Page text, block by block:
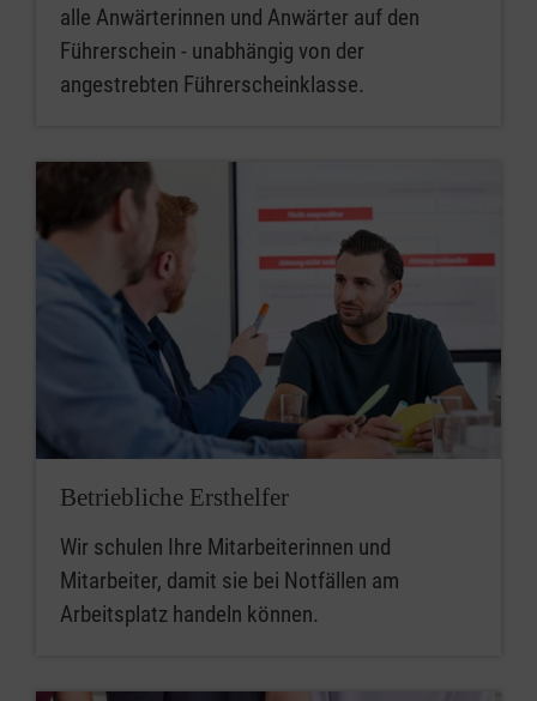
alle Anwärterinnen und Anwärter auf den
Führerschein - unabhängig von der
angestrebten Führerscheinklasse.
Betriebliche Ersthelfer
Wir schulen Ihre Mitarbeiterinnen und
Mitarbeiter, damit sie bei Notfällen am
Arbeitsplatz handeln können.